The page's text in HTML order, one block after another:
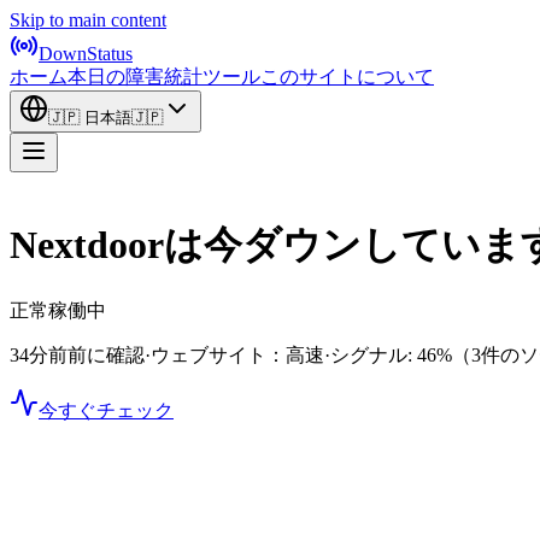
Skip to main content
DownStatus
ホーム本日の障害統計ツールこのサイトについて
🇯🇵 日本語🇯🇵
Nextdoorは今ダウンしていま
正常稼働中
34分前前に確認·ウェブサイト：高速·シグナル: 46% （3件の
今すぐチェック